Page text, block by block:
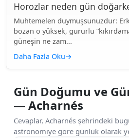
Horozlar neden gün
Muhtemelen duymuşsunuzdur:
bozan o yüksek, gururlu
güneşin ne zam...
Daha Fazla Oku→
Gün Doğumu ve
— Acharnés
Cevaplar, Acharnés şehrindeki
astronomiye göre günlük olarak